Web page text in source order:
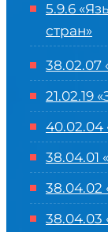
5.9.6
стран»
38.02.07
21.02.19
38.04.01
38.04.03